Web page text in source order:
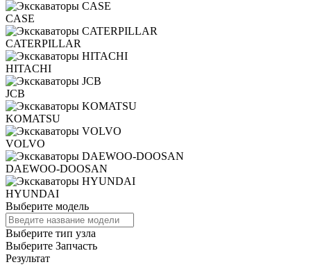
CASE
CATERPILLAR
HITACHI
JCB
KOMATSU
VOLVO
DAEWOO-DOOSAN
HYUNDAI
Выберите модель
Выберите тип узла
Выберите Запчасть
Результат